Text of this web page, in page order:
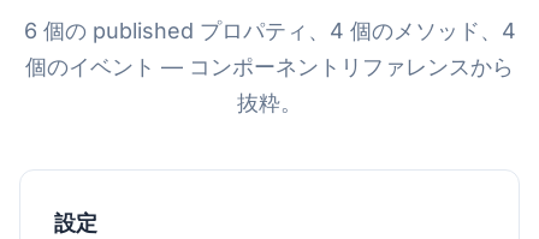
6 個の published プロパティ、4 個のメソッド、4
個のイベント — コンポーネントリファレンスから
抜粋。
設定